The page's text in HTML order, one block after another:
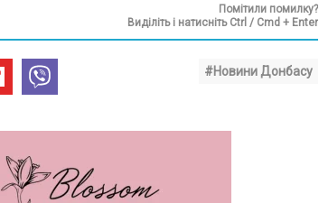
Помітили помилку?
Виділіть і натисніть Ctrl / Cmd + Enter
#Новини Донбасу